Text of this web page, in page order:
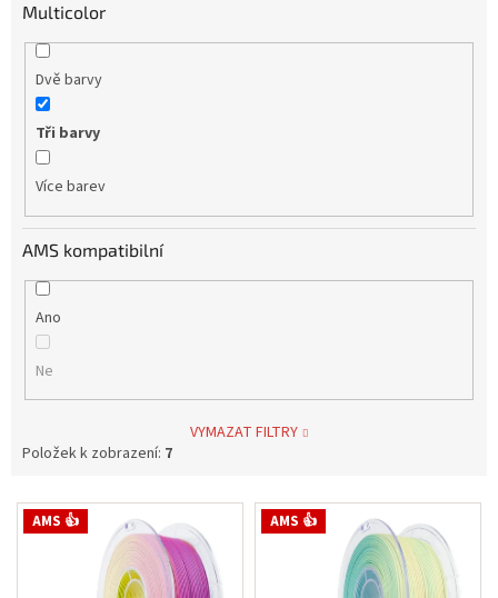
Multicolor
Dvě barvy
Tři barvy
Více barev
AMS kompatibilní
Ano
Ne
VYMAZAT FILTRY
Položek k zobrazení: 7
V AMS 👍 AMS 👍